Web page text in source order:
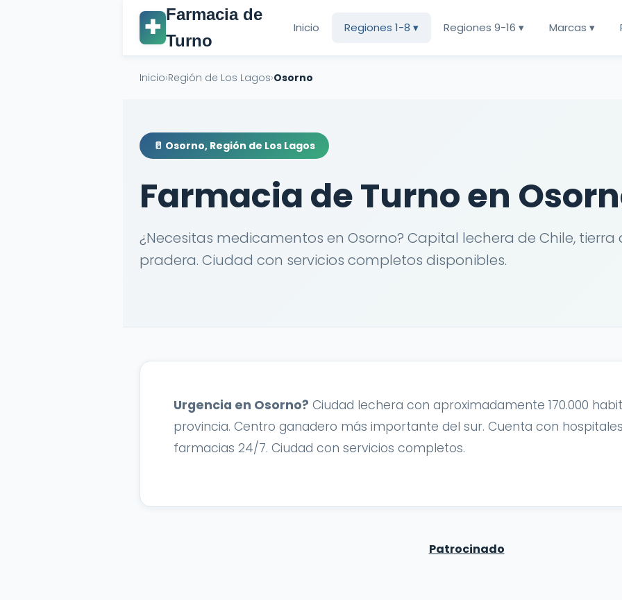
✚
Farmacia de
Turno
Inicio Regiones 1-8 ▾ Regiones 9-16 ▾ Marcas ▾
Inicio›Región de Los Lagos›Osorno
🥛 Osorno, Región de Los Lagos
Farmacia de Turno en
¿Necesitas medicamentos en Osorno? Capital lechera de Chile, tierra
pradera. Ciudad con servicios completos disponibles.
Urgencia en Osorno? Ciudad lechera con aproximadamente 170.000
provincia. Centro ganadero más importante del sur. Cuenta con
farmacias 24/7. Ciudad con servicios completos.